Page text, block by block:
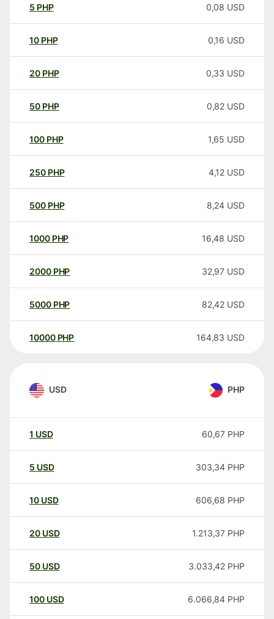
5 PHP 0,08 USD
10 PHP 0,16 USD
20 PHP 0,33 USD
50 PHP 0,82 USD
100 PHP 1,65 USD
250 PHP 4,12 USD
500 PHP 8,24 USD
1000 PHP 16,48 USD
2000 PHP 32,97 USD
5000 PHP 82,42 USD
10000 PHP 164,83 USD
USD PHP
1 USD 60,67 PHP
5 USD 303,34 PHP
10 USD 606,68 PHP
20 USD 1.213,37 PHP
50 USD 3.033,42 PHP
100 USD 6.066,84 PHP